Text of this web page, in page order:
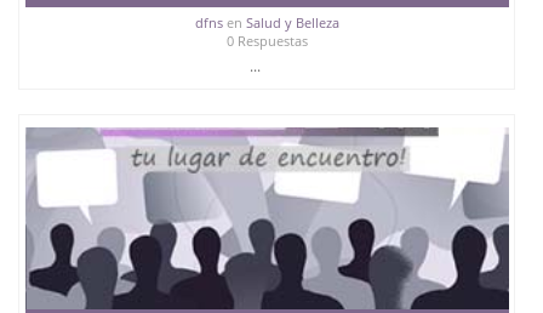
dfnsen Salud y Belleza
0 Respuestas
...